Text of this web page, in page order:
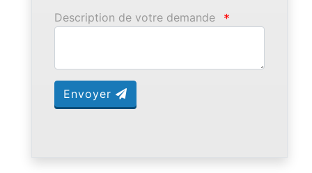
Description de votre demande *
Envoyer